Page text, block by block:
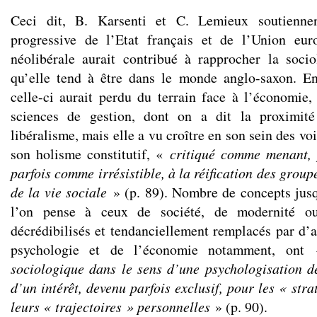
Ceci dit, B. Karsenti et C. Lemieux
progressive de l’Etat français et de l’Union
néolibérale aurait contribué à rapprocher la
qu’elle tend à être dans le monde anglo-saxon.
celle-ci aurait perdu du terrain face à
sciences de gestion, dont on a dit la
libéralisme, mais elle a vu croître en son sein des
son holisme constitutif, « critiqué comme
parfois comme irrésistible, à la réification des
de la vie sociale » (p. 89). Nombre de concepts
l’on pense à ceux de société, de modernité
décrédibilisés et tendanciellement remplacés par
psychologie et de l’économie notamment,
sociologique dans le sens d’une psychologisation
d’un intérêt, devenu parfois exclusif, pour les «
leurs « trajectoires » personnelles » (p. 90).